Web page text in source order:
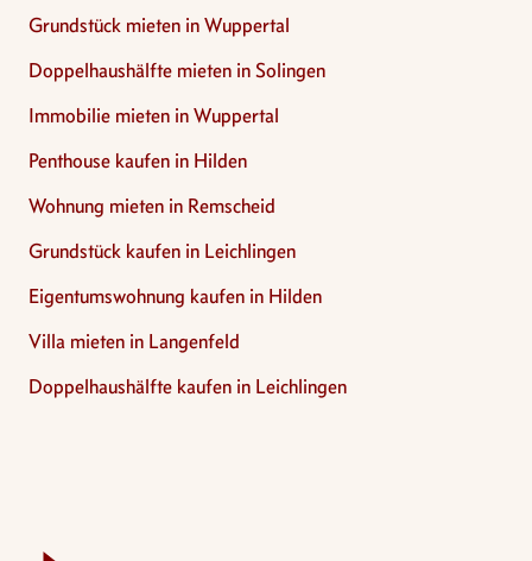
Grundstück mieten in Wuppertal
Doppelhaushälfte mieten in Solingen
Immobilie mieten in Wuppertal
Penthouse kaufen in Hilden
Wohnung mieten in Remscheid
Grundstück kaufen in Leichlingen
Eigentumswohnung kaufen in Hilden
Villa mieten in Langenfeld
Doppelhaushälfte kaufen in Leichlingen